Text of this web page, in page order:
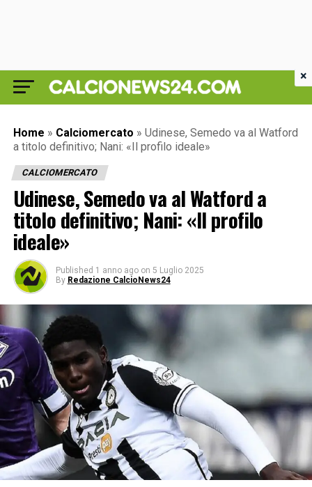
Home » Calciomercato » Udinese, Semedo va al Watford
a titolo definitivo; Nani: «Il profilo ideale»
CALCIOMERCATO
Udinese, Semedo va al Watford a
titolo definitivo; Nani: «Il profilo
ideale»
Published 1 anno ago on 5 Luglio 2025
By Redazione CalcioNews24
×